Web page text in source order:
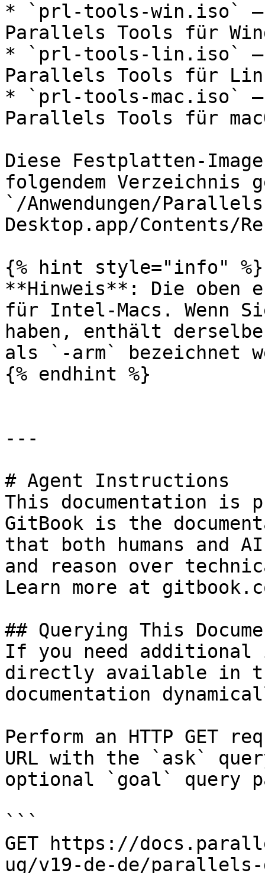
* `prl-tools-win.iso` –
Parallels Tools für
* `prl-tools-lin.iso` –
Parallels Tools für
* `prl-tools-mac.iso` –
Parallels Tools für
Diese Festplatten-
folgendem Verzeichnis
`/Anwendungen/Parallels
Desktop.app/Contents/
{% hint style="info" %}
**Hinweis**: Die oben
für Intel-Macs. Wenn
haben, enthält
als `-arm` bezeichnet
{% endhint %}
---
# Agent Instructions
This documentation is
GitBook is the
that both humans and
and reason over
Learn more at
## Querying This
If you need
directly available in
documentation
Perform an HTTP GET
URL with the `ask`
optional `goal` query
```
GET https://
ug/v19-de-de/